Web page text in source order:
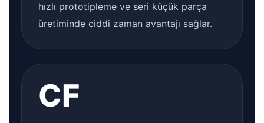
hızlı prototipleme ve seri küçük parça
üretiminde ciddi zaman avantajı sağlar.
CF